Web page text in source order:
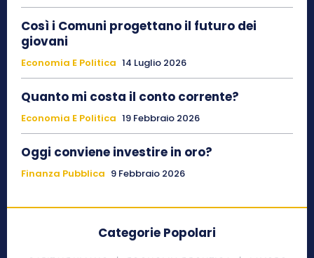
Così i Comuni progettano il futuro dei
giovani
Economia E Politica 14 Luglio 2026
Quanto mi costa il conto corrente?
Economia E Politica 19 Febbraio 2026
Oggi conviene investire in oro?
Finanza Pubblica 9 Febbraio 2026
Categorie Popolari